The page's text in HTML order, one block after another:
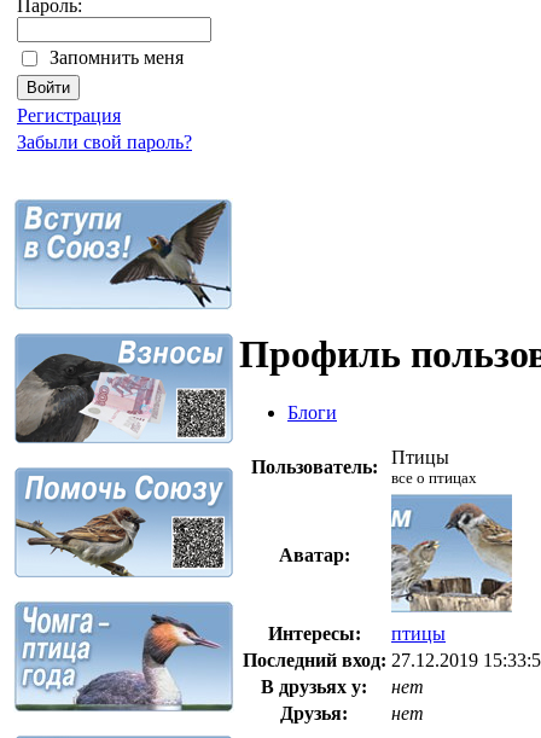
Пароль:
Запомнить меня
Регистрация
Забыли свой пароль?
Профиль
Блоги
Пользователь: Птицы
все о птицах
Аватар:
Интересы:
птицы
Последний вход: 27.12.2019
В друзьях у:
нет
Друзья:
нет